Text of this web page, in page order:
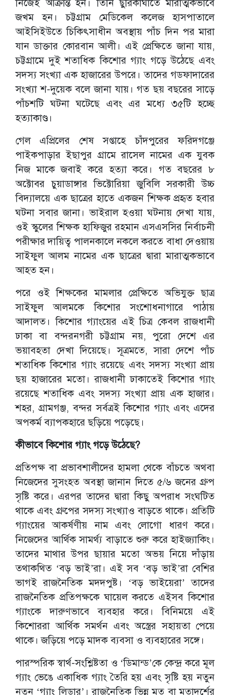
নিজেই আক্রান্ত হন। তিনি ছুরিকাঘাতে মারাত্মকভাবে
জখম হন। চট্টগ্রাম মেডিকেল কলেজ হাসপাতালে
আইসিইউতে চিকিৎসাধীন অবস্থায় পাঁচ দিন পর মারা
যান ডাক্তার কোরবান আলী। এই প্রেক্ষিতে জানা যায়,
চট্টগ্রামে দুই শতাধিক কিশোর গ্যাং গড়ে উঠেছে এবং
সদস্য সংখ্যা এক হাজারের উপরে। তাদের গডফাদারের
সংখ্যা শ-দুয়েক বলে জানা যায়। গত ছয় বছরের সাড়ে
পাঁচশটি ঘটনা ঘটেছে এবং এর মধ্যে ৩৫টি হচ্ছে
হত্যাকাণ্ড।
গেল এপ্রিলের শেষ সপ্তাহে চাঁদপুরের ফরিদগঞ্জে
পাইকপাড়ার ইছাপুর গ্রামে রাসেল নামের এক যুবক
নিজ মাকে জবাই করে হত্যা করে। গত বছরের ৮
অক্টোবর চুয়াডাঙ্গার ভিক্টোরিয়া জুবিলি সরকারী উচ্চ
বিদ্যালয়ে এক ছাত্রের হাতে একজন শিক্ষক প্রহৃত হবার
ঘটনা সবার জানা। ভাইরাল হওয়া ঘটনায় দেখা যায়,
ওই স্কুলের শিক্ষক হাফিজুর রহমান এসএসসির নির্বাচনী
পরীক্ষার দায়িত্ব পালনকালে নকলে করতে বাধা দেওয়ায়
সাইফুল আলম নামের এক ছাত্রের দ্বারা মারাত্মকভাবে
আহত হন।
পরে ওই শিক্ষকের মামলার প্রেক্ষিতে অভিযুক্ত ছাত্র
সাইফুল আলমকে কিশোর সংশোধনাগারে পাঠায়
আদালত। কিশোর গ্যাংয়ের এই চিত্র কেবল রাজধানী
ঢাকা বা বন্দরনগরী চট্টগ্রাম নয়, পুরো দেশে এর
ভয়াবহতা দেখা দিয়েছে। সূত্রমতে, সারা দেশে পাঁচ
শতাধিক কিশোর গ্যাং রয়েছে এবং সদস্য সংখ্যা প্রায়
ছয় হাজারের মতো। রাজধানী ঢাকাতেই কিশোর গ্যাং
রয়েছে শতাধিক এবং সদস্য সংখ্যা প্রায় এক হাজার।
শহর, গ্রামগঞ্জ, বন্দর সর্বত্রই কিশোর গ্যাং এবং এদের
অপকর্ম ব্যাপকহারে ছড়িয়ে পড়েছে।
কীভাবে কিশোর গ্যাং গড়ে উঠেছে?
প্রতিপক্ষ বা প্রভাবশালীদের হামলা থেকে বাঁচতে অথবা
নিজেদের সুসংহত অবস্থা জানান দিতে ৫/৬ জনের গ্রুপ
সৃষ্টি করে। এরপর তাদের দ্বারা কিছু অপরাধ সংঘটিত
থাকে এবং গ্রুপের সদস্য সংখ্যাও বাড়তে থাকে। প্রতিটি
গ্যাংয়ের আকর্ষণীয় নাম এবং লোগো ধারণ করে।
নিজেদের আর্থিক সামর্থ্য বাড়াতে শুরু করে হাইজ্যাকিং।
তাদের মাথার উপর ছায়ার মতো অভয় নিয়ে দাঁড়ায়
তথাকথিত ‘বড় ভাই’রা। এই সব ‘বড় ভাই’রা বেশির
ভাগই রাজনৈতিক মদদপুষ্ট। ‘বড় ভাইয়েরা’ তাদের
রাজনৈতিক প্রতিপক্ষকে ঘায়েল করতে এইসব কিশোর
গ্যাংকে দারুণভাবে ব্যবহার করে। বিনিময়ে এই
কিশোররা আর্থিক সমর্থন এবং অস্ত্রের সহায়তা পেয়ে
থাকে। জড়িয়ে পড়ে মাদক ব্যবসা ও ব্যবহারের সঙ্গে।
পারস্পরিক স্বার্থ-সংশ্লিষ্টতা ও ‘ডিমান্ড’কে কেন্দ্র করে মূল
গ্যাং ভেঙে একাধিক গ্যাং তৈরি হয় এবং সৃষ্টি হয় নতুন
নতুন ‘গ্যাং লিডার’। রাজনৈতিক ভিন্ন মত বা মতাদর্শের